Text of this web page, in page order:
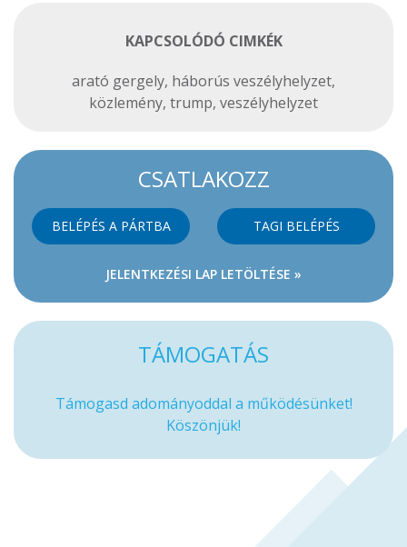
KAPCSOLÓDÓ CIMKÉK
arató gergely, háborús veszélyhelyzet,
közlemény, trump, veszélyhelyzet
CSATLAKOZZ
BELÉPÉS A PÁRTBA TAGI BELÉPÉS
JELENTKEZÉSI LAP LETÖLTÉSE »
TÁMOGATÁS
Támogasd adományoddal a működésünket!
Köszönjük!